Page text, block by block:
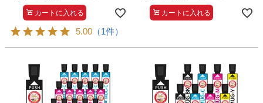
カートに入れる
5.00 （1件）
カートに入れる